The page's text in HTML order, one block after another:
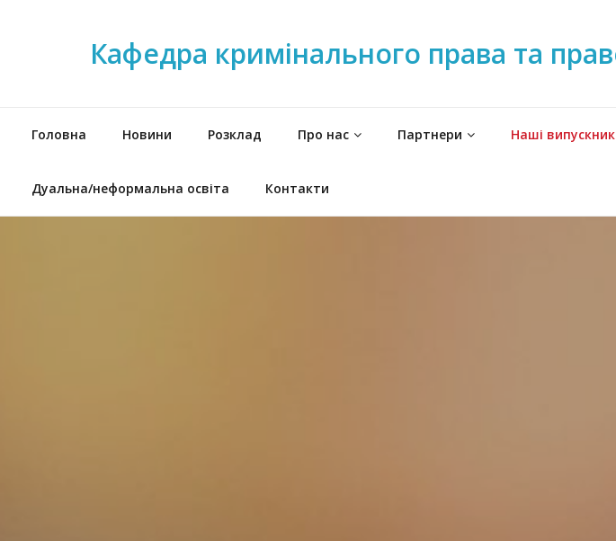
Кафедра кримінального права та
Головна Новини Розклад Про нас Партнери Наші
Дуальна/неформальна освіта Контакти